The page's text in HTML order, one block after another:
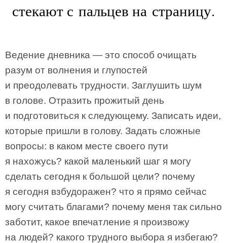
стекают с пальцев на страницу.
Ведение дневника — это способ очищать
разум от волнения и глупостей
и преодолевать трудности. Заглушить шум
в голове. Отразить прожитый день
и подготовиться к следующему. Записать идеи,
которые пришли в голову. Задать сложные
вопросы: в каком месте своего пути
я нахожусь? какой маленький шаг я могу
сделать сегодня к большой цели? почему
я сегодня взбудоражен? что я прямо сейчас
могу считать благами? почему меня так сильно
заботит, какое впечатление я произвожу
на людей? какого трудного выбора я избегаю?